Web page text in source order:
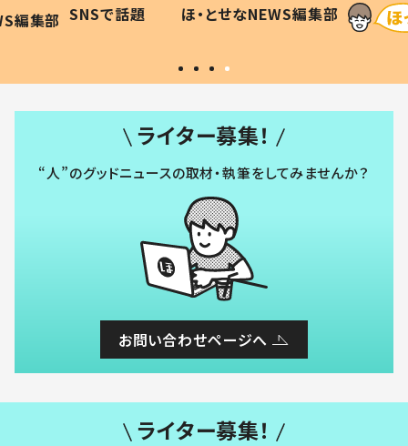
編集部 #令和の子
SNSで話題 ほ・とせなNEWS編集部
い」
ライター募集！
“人”のグッドニュースの取材・執筆をしてみませんか？
お問い合わせページへ
ライター募集！